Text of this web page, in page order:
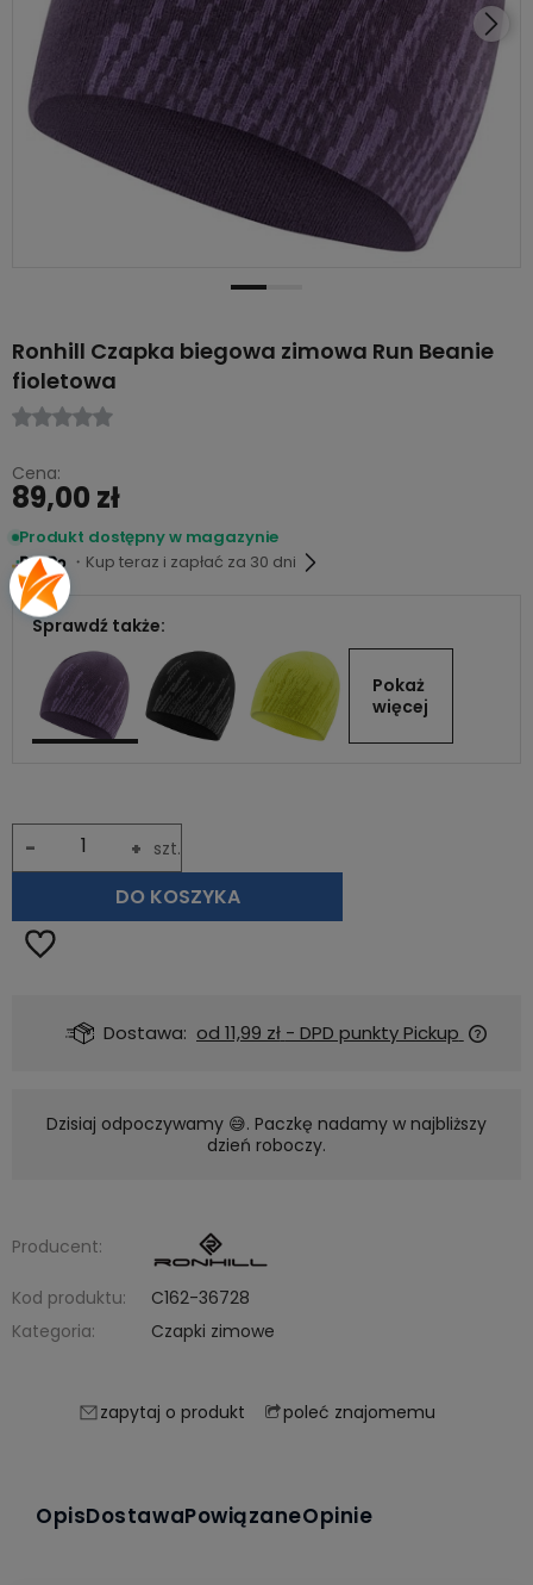
Ronhill Czapka biegowa zimowa Run Beanie
fioletowa
Cena:
89,00 zł
Produkt dostępny w magazynie
・Kup teraz i zapłać za 30 dni
Sprawdź także:
Pokaż
więcej
+
- szt.
DO KOSZYKA
Dostawa: od 11,99 zł - DPD punkty Pickup
Dzisiaj odpoczywamy 😅. Paczkę nadamy w najbliższy
dzień roboczy.
Producent:
Kod produktu:
C162-36728
Kategoria:
Czapki zimowe
zapytaj o produkt poleć znajomemu
OpisDostawaPowiązaneOpinie